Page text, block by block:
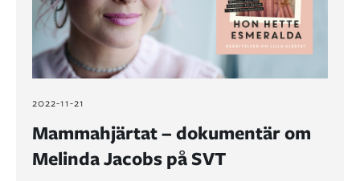
2022-11-21
Mammahjärtat – dokumentär om
Melinda Jacobs på SVT